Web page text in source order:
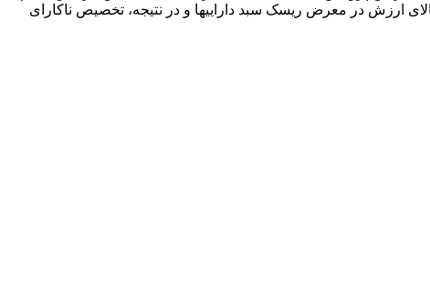
ارزش در معرض ریسک سبد دارایی­ها و در نتیجه، تخصیص ناکارای